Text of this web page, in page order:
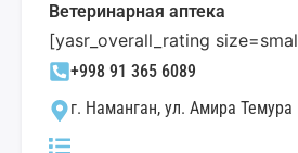
Ветеринарная аптека
[yasr_overall_rating
+998 91 365 6089
г. Наманган, ул. Амира Темура